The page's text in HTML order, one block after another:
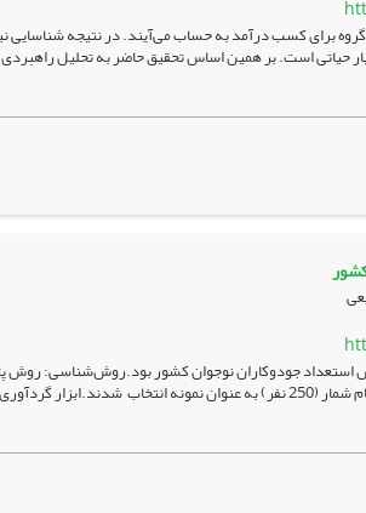
گروه برای کسب درآمد به حساب می‌آیند. در نتیجه
حیاتی است. بر همین اساس تحقیق حاضر به تحلیل راهبردی
جودوکاران نوجوان کشور بود.روش‌شناسی: روش
جودوکاران پسر لیگ برتر نوجوانان کشور به صورت تمام شمار (250 نفر) به